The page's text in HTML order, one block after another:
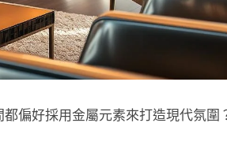
偏好採用金屬元素來打造現代氛圍